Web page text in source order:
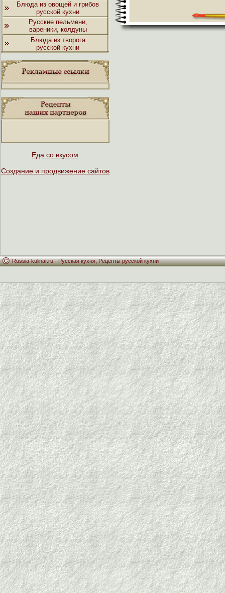
Блюда из овощей и грибов
русской кухни
Русские пельмени,
вареники, колдуны
Блюда из творога
русской кухни
Еда со вкусом
Создание и продвижение сайтов
Russia-kulinar.ru -Русская кухня,Рецепты русской кухни